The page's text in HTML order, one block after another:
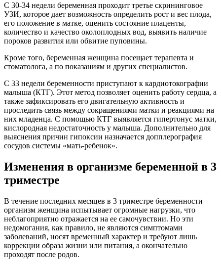
С 30-34 недели беременная проходит третье скрининговое
УЗИ, которое дает возможность определить рост и вес плода,
его положение в матке, оценить состояние плаценты,
количество и качество околоплодных вод, выявить наличие
пороков развития или обвитие пуповины.
Кроме того, беременная женщина посещает терапевта и
стоматолога, а по показаниям и других специалистов.
С 33 недели беременности приступают к кардиотокографии
малыша (КТГ). Этот метод позволяет оценить работу сердца, а
также зафиксировать его двигательную активность и
проследить связь между сокращениями матки и реакциями на
них младенца. С помощью КТГ выявляется гипертонус матки,
кислородная недостаточность у малыша. Дополнительно для
выяснения причин гипоксии назначается допплерография
сосудов системы «мать-ребенок».
Изменения в организме беременной в 3
триместре
В течение последних месяцев в 3 триместре беременности
организм женщина испытывает огромные нагрузки, что
неблагоприятно отражается на ее самочувствии. Но эти
недомогания, как правило, не являются симптомами
заболеваний, носят временный характер и требуют лишь
коррекции образа жизни или питания, а окончательно
проходят после родов.